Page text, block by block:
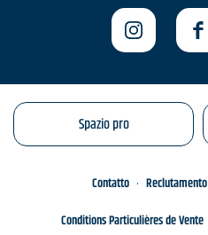
Spazio pro
Contatto Reclutamento
Conditions Particulières de Vente